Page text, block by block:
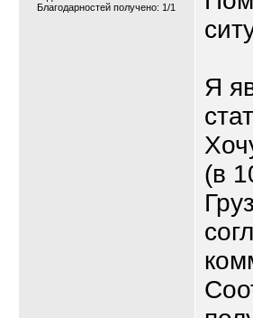
Благодарностей получено: 1/1
Я
(в